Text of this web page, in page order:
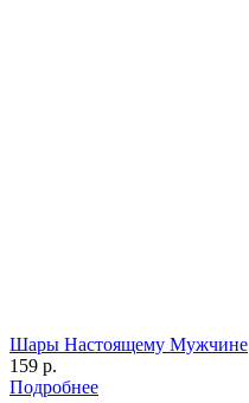
Шары Настоящему Мужчине
159 р.
Подробнее